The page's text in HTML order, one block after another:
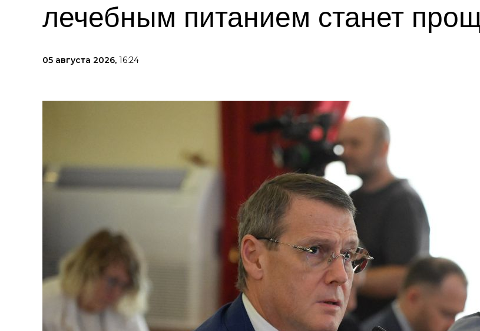
лечебным питанием станет
05 августа 2026, 16:24